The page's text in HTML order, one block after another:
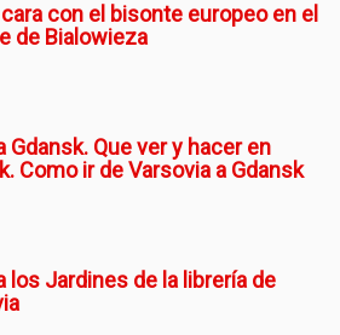
cara con el bisonte europeo en el
de Bialowieza
Gdansk. Que ver y hacer en
Como ir de Varsovia a Gdansk
los Jardines de la librería de